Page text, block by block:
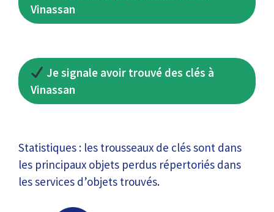
Vinassan
Je signale avoir trouvé des clés à
Vinassan
Statistiques : les trousseaux de clés sont dans
les principaux objets perdus répertoriés dans
les services d’objets trouvés.